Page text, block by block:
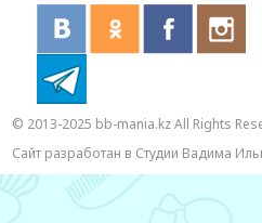
© 2013-2025 bb-mania.kz All Rights
Сайт разработан в Студии Вадима